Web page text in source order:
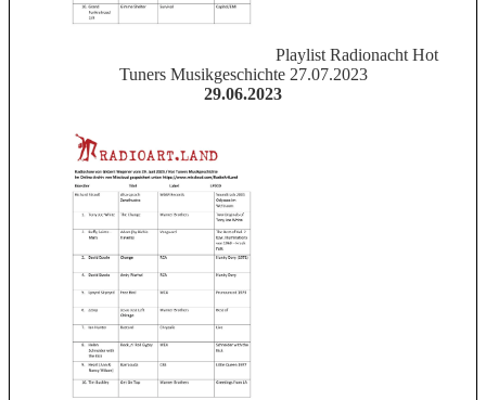
Playlist Radionacht Hot
Tuners Musikgeschichte 27.07.2023
29.06.2023